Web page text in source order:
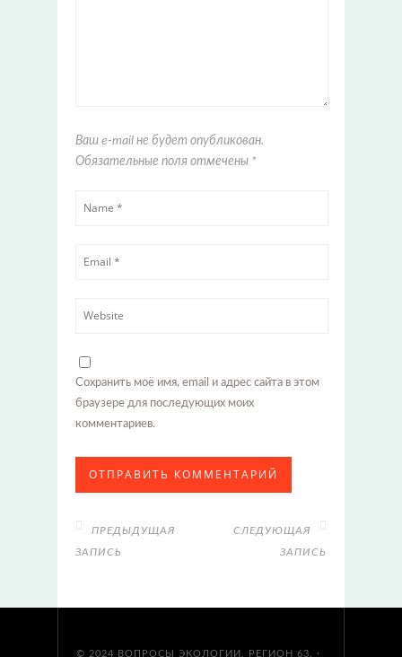
Ваш e-mail не будет опубликован.
Обязательные поля отмечены *
Сохранить моё имя, email и адрес сайта в этом
браузере для последующих моих
комментариев.
ПРЕДЫДУЩАЯ
ЗАПИСЬ
СЛЕДУЮЩАЯ
ЗАПИСЬ
© 2024 ВОПРОСЫ ЭКОЛОГИИ. РЕГИОН 63. ·